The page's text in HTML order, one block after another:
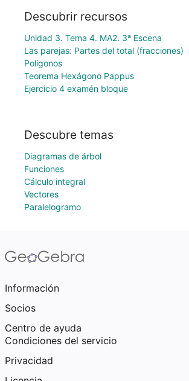
Descubrir recursos
Unidad 3. Tema 4. MA2. 3ª Escena
Las parejas: Partes del total (fracciones)
Poligonos
Teorema Hexágono Pappus
Ejercicio 4 examén bloque
Descubre temas
Diagramas de árbol
Funciones
Cálculo integral
Vectores
Paralelogramo
Información
Socios
Centro de ayuda
Condiciones del servicio
Privacidad